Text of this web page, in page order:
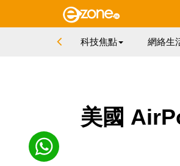
科技焦點 網絡生
美國